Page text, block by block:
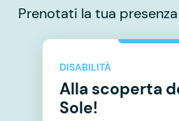
Prenotati la tua
DISABILITÀ
Alla scoperta
Sole!